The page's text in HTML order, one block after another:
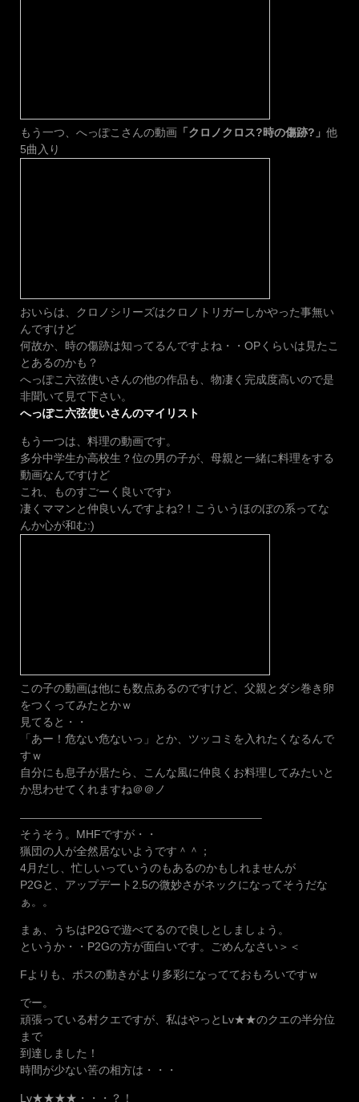
もう一つ、へっぽこさんの動画 「クロノクロス?時の傷跡?」 他
5曲入り
おいらは、クロノシリーズはクロノトリガーしかやった事無い
んですけど
何故か、時の傷跡は知ってるんですよね・・OPくらいは見たこ
とあるのかも？
へっぽこ六弦使いさんの他の作品も、物凄く完成度高いので是
非聞いて見て下さい。
へっぽこ六弦使いさんのマイリスト
もう一つは、料理の動画です。
多分中学生か高校生？位の男の子が、母親と一緒に料理をする
動画なんですけど
これ、ものすごーく良いです♪
凄くママンと仲良いんですよね?！こういうほのぼの系ってな
んか心が和む:)
この子の動画は他にも数点あるのですけど、父親とダシ巻き卵
をつくってみたとかｗ
見てると・・
「あー！危ない危ないっ」とか、ツッコミを入れたくなるんで
すｗ
自分にも息子が居たら、こんな風に仲良くお料理してみたいと
か思わせてくれますね＠＠ノ
—————————————————————–
そうそう。MHFですが・・
猟団の人が全然居ないようです＾＾；
4月だし、忙しいっていうのもあるのかもしれませんが
P2Gと、アップデート2.5の微妙さがネックになってそうだな
ぁ。。
まぁ、うちはP2Gで遊べてるので良しとしましょう。
というか・・P2Gの方が面白いです。ごめんなさい＞＜
Fよりも、ボスの動きがより多彩になってておもろいですｗ
でー。
頑張っている村クエですが、私はやっとLv★★のクエの半分位
まで
到達しました！
時間が少ない筈の相方は・・・
Lv★★★★・・・？！